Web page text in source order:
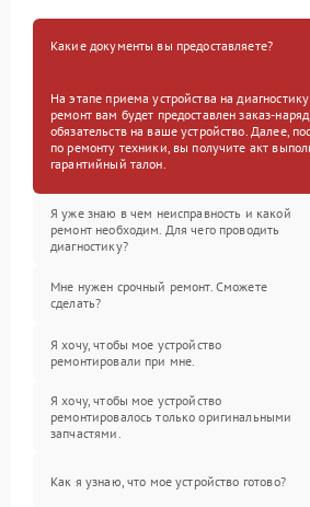
Какие документы вы предоставляете?
На этапе приема устройства на
ремонт вам будет предоставлен заказ-
обязательств на ваше устройство. Далее,
по ремонту техники, вы получите акт
гарантийный талон.
Я уже знаю в чем неисправность и какой
ремонт необходим. Для чего проводить
диагностику?
Мне нужен срочный ремонт. Сможете
сделать?
Я хочу, чтобы мое устройство
ремонтировали при мне.
Я хочу, чтобы мое устройство
ремонтировалось только оригинальными
запчастями.
Как я узнаю, что мое устройство готово?